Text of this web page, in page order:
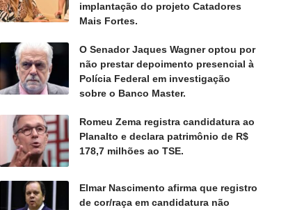
implantação do projeto Catadores
Mais Fortes.
O Senador Jaques Wagner optou por
não prestar depoimento presencial à
Polícia Federal em investigação
sobre o Banco Master.
Romeu Zema registra candidatura ao
Planalto e declara patrimônio de R$
178,7 milhões ao TSE.
Elmar Nascimento afirma que registro
de cor/raça em candidatura não